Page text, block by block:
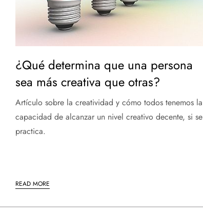
¿Qué determina que una persona
sea más creativa que otras?
Artículo sobre la creatividad y cómo todos tenemos la
capacidad de alcanzar un nivel creativo decente, si se
practica.
READ MORE